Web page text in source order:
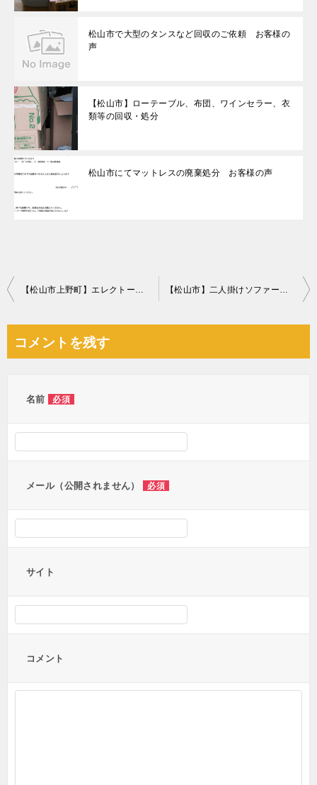
松山市で大型のタンスなど回収のご依頼 お客様の
声
【松山市】ローテーブル、布団、ワインセラー、衣
類等の回収・処分
松山市にてマットレスの廃棄処分 お客様の声
投
ビ
コメントを残す
名前 必須
メール（公開されません） 必須
サイト
コメント